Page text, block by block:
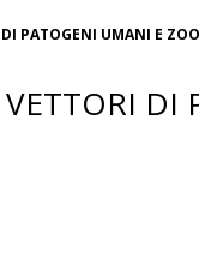
PATOGENI UMANI E
DI